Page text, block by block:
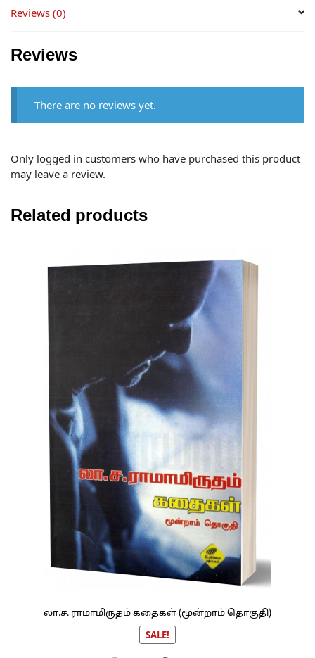
Reviews (0)
Reviews
There are no reviews yet.
Only logged in customers who have purchased this product
may leave a review.
Related products
லா.ச. ராமாமிருதம் கதைகள் (மூன்றாம் தொகுதி)
SALE!